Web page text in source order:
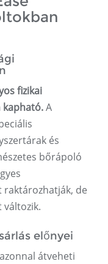
fizikai
kapható.A
és
bőrápoló
raktározhatják, de
változik.
előnyei
átveheti